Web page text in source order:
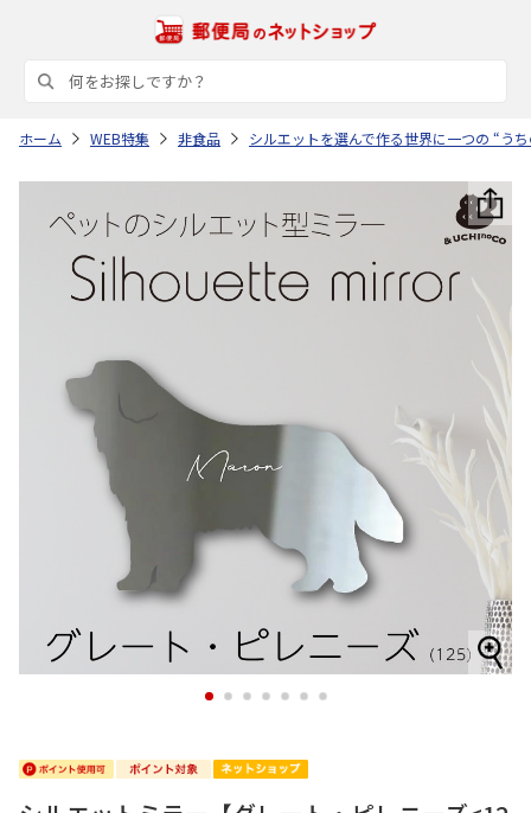
ホーム WEB特集 非食品 シルエットを選んで作る世界に一つの “う
1 2 3 4 5 6 7